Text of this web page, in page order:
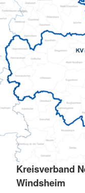
Kreisverband
Windsheim